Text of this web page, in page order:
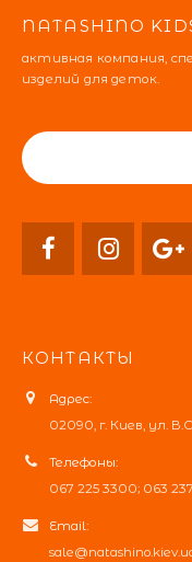
NATASHINO
активная компания,
изделий для деток.
КОНТАКТЫ
Адрес:
02090, г. Киев, ул.
Телефоны:
067 225 3300; 063
Email: